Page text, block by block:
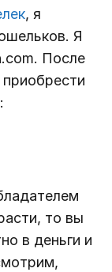
, я
Я
После
то вы
в деньги и